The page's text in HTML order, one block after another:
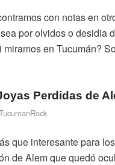
con notas en
por olvidos o desidia
miramos en Tucumán?
Perdidas de
que interesante para
de Alem que quedó